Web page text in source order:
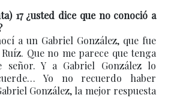
17 ¿usted dice que no conoció a
a un Gabriel González, que fue
Que no me parece que tenga
señor. Y a Gabriel González lo
Yo no recuerdo haber
González, la mejor respuesta